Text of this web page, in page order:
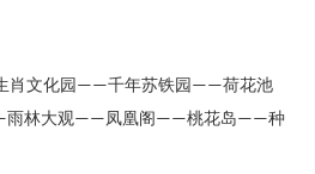
肖文化园 ——千年苏铁园 ——荷花池
雨林大观—— 凤凰阁——桃花岛——种